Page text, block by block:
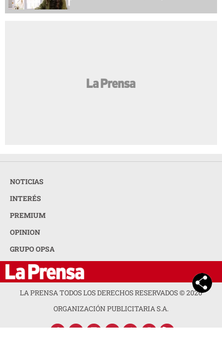
NOTICIAS
INTERÉS
PREMIUM
OPINION
GRUPO OPSA
LA PRENSA TODOS LOS DERECHOS RESERVADOS ©2026
ORGANIZACIÓN PUBLICITARIA S.A.